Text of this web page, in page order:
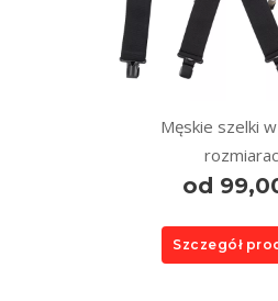
Męskie szelki
od
Szczegół